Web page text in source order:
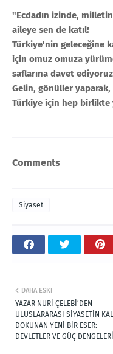
"Ecdadın izinde,
aileye sen de katıl!
Türkiye'nin geleceğine
için omuz omuza
saflarına davet
Gelin, gönüller
Türkiye için hep
Comments
Siyaset
DAHA ESKI
YAZAR NURİ ÇELEBİ’DEN
ULUSLARARASI SİYASETİN
DOKUNAN YENİ BİR ESER:
DEVLETLER VE GÜÇ DENGELERİ